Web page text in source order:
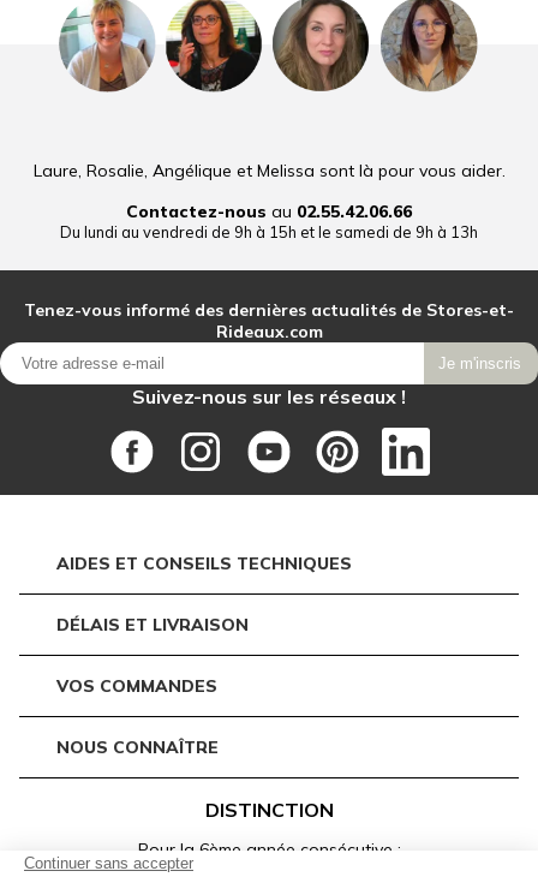
Laure, Rosalie, Angélique et Melissa sont là pour vous aider.
Contactez-nous au 02.55.42.06.66
Du lundi au vendredi de 9h à 15h et le samedi de 9h à 13h
Tenez-vous informé des dernières actualités de Stores-et-
Rideaux.com
Je m'inscris
Suivez-nous sur les réseaux !
AIDES ET CONSEILS TECHNIQUES
DÉLAIS ET LIVRAISON
VOS COMMANDES
NOUS CONNAÎTRE
DISTINCTION
Pour la 6ème année consécutive :